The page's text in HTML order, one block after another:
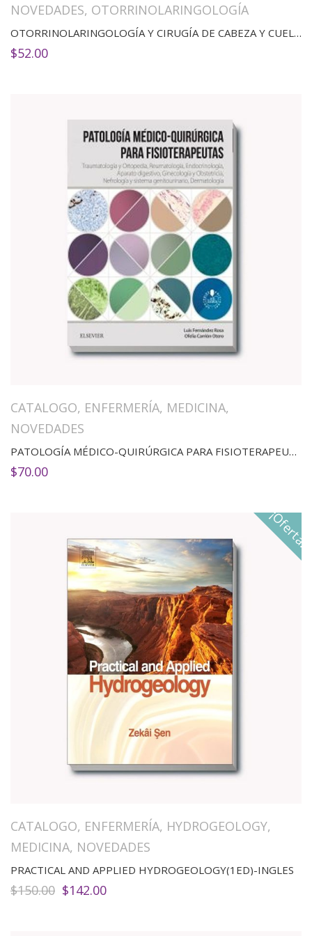
NOVEDADES, OTORRINOLARINGOLOGÍA
OTORRINOLARINGOLOGÍA Y CIRUGÍA DE CABEZA Y CUELLO: MANUAL ILUSTRADO(3ED)
$52.00
CATALOGO, ENFERMERÍA, MEDICINA,
NOVEDADES
PATOLOGÍA MÉDICO-QUIRÚRGICA PARA FISIOTERAPEUTAS
$70.00
¡Oferta!
CATALOGO, ENFERMERÍA, HYDROGEOLOGY,
MEDICINA, NOVEDADES
PRACTICAL AND APPLIED HYDROGEOLOGY(1ED)-INGLES
$150.00 El
$142.00El